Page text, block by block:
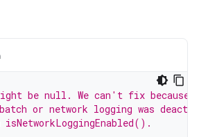
be null. We can't fix because
or network logging was